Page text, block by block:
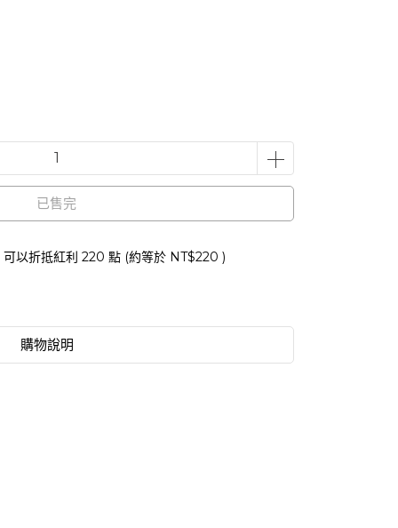
已售完
以折抵紅利 220 點 (約等於 NT$220 )
購物說明